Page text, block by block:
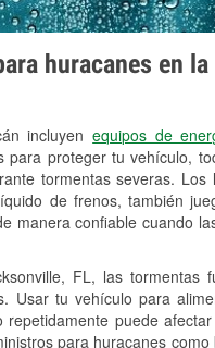
huracanes en la
incluyenequipos de
para proteger tu vehículo,
tormentas severas. Los
de frenos, también
manera confiable cuando
FL, las tormentas
Usar tu vehículo para
puede
para huracanes